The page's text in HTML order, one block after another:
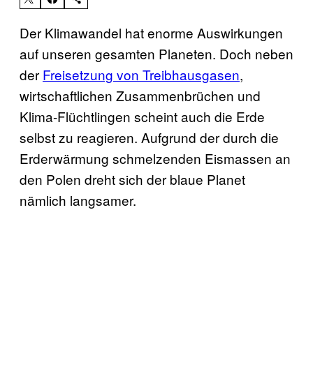
Der Klimawandel hat enorme Auswirkungen
auf unseren gesamten Planeten. Doch neben
der Freisetzung von Treibhausgasen,
wirtschaftlichen Zusammenbrüchen und
Klima-Flüchtlingen scheint auch die Erde
selbst zu reagieren. Aufgrund der durch die
Erderwärmung schmelzenden Eismassen an
den Polen dreht sich der blaue Planet
nämlich langsamer.